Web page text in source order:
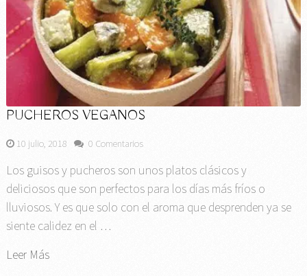
PUCHEROS VEGANOS
10 julio, 2018 0 Comentarios
Los guisos y pucheros son unos platos clásicos y
deliciosos que son perfectos para los días más fríos o
lluviosos. Y es que solo con el aroma que desprenden ya se
siente calidez en el …
Leer Más